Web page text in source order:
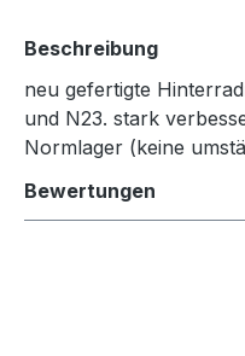
Beschreibung
neu gefertigte
und N23. stark
Normlager (keine
Bewertungen